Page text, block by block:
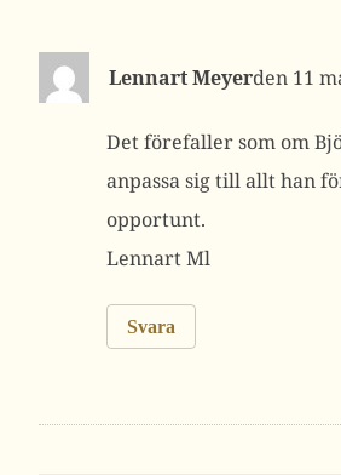
Lennart Meyer 11
Det förefaller som om
anpassa sig till allt han
opportunt.
Lennart Ml
Svara